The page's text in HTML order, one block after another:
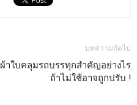
บทความถัดไป
ผ้าใบคลุมรถบรรทุกสำคัญอย่างไร
ถ้าไม่ใช้อาจถูกปรับ !